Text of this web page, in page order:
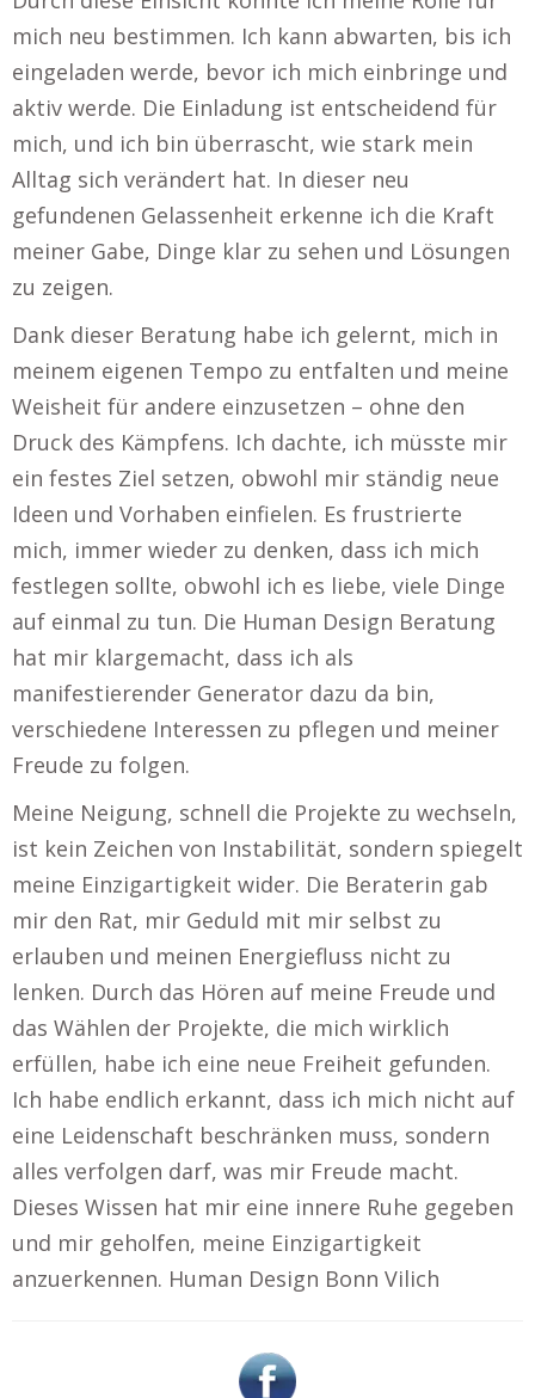
mich neu bestimmen. Ich kann abwarten, bis ich
eingeladen werde, bevor ich mich einbringe und
aktiv werde. Die Einladung ist entscheidend für
mich, und ich bin überrascht, wie stark mein
Alltag sich verändert hat. In dieser neu
gefundenen Gelassenheit erkenne ich die Kraft
meiner Gabe, Dinge klar zu sehen und Lösungen
zu zeigen.
Dank dieser Beratung habe ich gelernt, mich in
meinem eigenen Tempo zu entfalten und meine
Weisheit für andere einzusetzen – ohne den
Druck des Kämpfens. Ich dachte, ich müsste mir
ein festes Ziel setzen, obwohl mir ständig neue
Ideen und Vorhaben einfielen. Es frustrierte
mich, immer wieder zu denken, dass ich mich
festlegen sollte, obwohl ich es liebe, viele Dinge
auf einmal zu tun. Die Human Design Beratung
hat mir klargemacht, dass ich als
manifestierender Generator dazu da bin,
verschiedene Interessen zu pflegen und meiner
Freude zu folgen.
Meine Neigung, schnell die Projekte zu wechseln,
ist kein Zeichen von Instabilität, sondern spiegelt
meine Einzigartigkeit wider. Die Beraterin gab
mir den Rat, mir Geduld mit mir selbst zu
erlauben und meinen Energiefluss nicht zu
lenken. Durch das Hören auf meine Freude und
das Wählen der Projekte, die mich wirklich
erfüllen, habe ich eine neue Freiheit gefunden.
Ich habe endlich erkannt, dass ich mich nicht auf
eine Leidenschaft beschränken muss, sondern
alles verfolgen darf, was mir Freude macht.
Dieses Wissen hat mir eine innere Ruhe gegeben
und mir geholfen, meine Einzigartigkeit
anzuerkennen. Human Design Bonn Vilich